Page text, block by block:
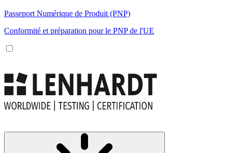
Passeport Numérique de Produit (PNP)
Conformité et préparation pour le PNP de l'UE